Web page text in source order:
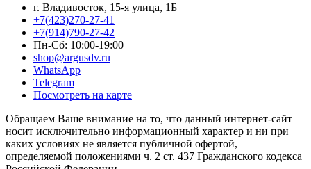
г. Владивосток, 15-я улица, 1Б
+7(423)270-27-41
+7(914)790-27-42
Пн-Сб: 10:00-19:00
shop@argusdv.ru
WhatsApp
Telegram
Посмотреть на карте
Обращаем Ваше внимание на то, что данный интернет-сайт
носит исключительно информационный характер и ни при
каких условиях не является публичной офертой,
определяемой положениями ч. 2 ст. 437 Гражданского кодекса